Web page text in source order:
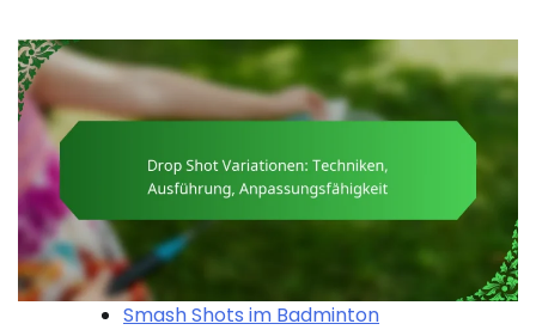
Smash Shots im Badminton